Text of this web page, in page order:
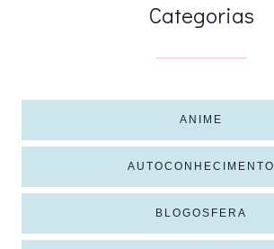
Categorias
ANIME
AUTOCONHECIMENTO
BLOGOSFERA